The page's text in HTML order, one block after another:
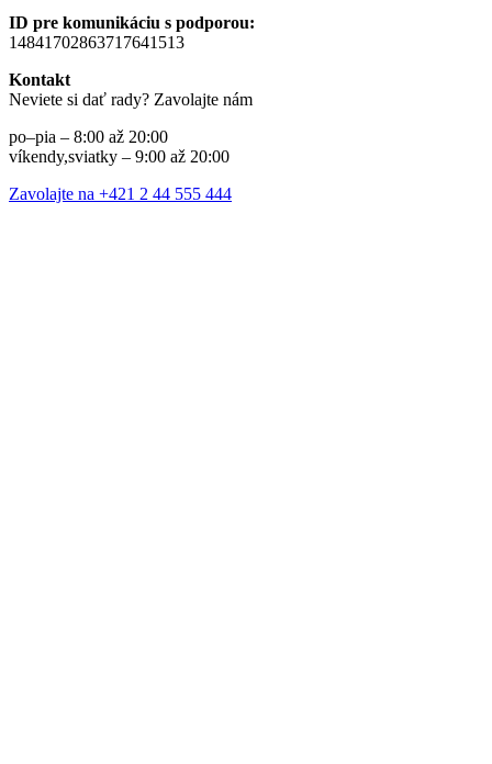
ID pre komunikáciu s podporou:
14841702863717641513
Kontakt
Neviete si dať rady? Zavolajte nám
po–pia – 8:00 až 20:00
víkendy,sviatky – 9:00 až 20:00
Zavolajte na +421 2 44 555 444